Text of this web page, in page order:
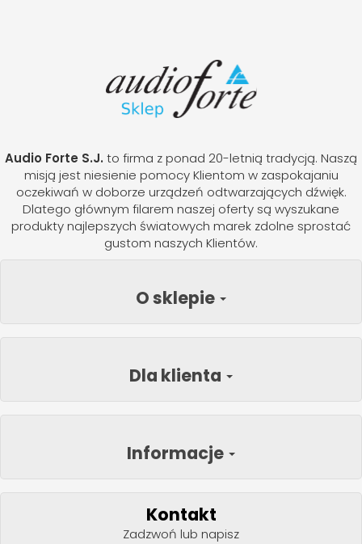
Audio Forte S.J. to firma z ponad 20-letnią tradycją. Naszą
misją jest niesienie pomocy Klientom w zaspokajaniu
oczekiwań w doborze urządzeń odtwarzających dźwięk.
Dlatego głównym filarem naszej oferty są wyszukane
produkty najlepszych światowych marek zdolne sprostać
gustom naszych Klientów.
O sklepie
Dla klienta
Informacje
Kontakt
Zadzwoń lub napisz